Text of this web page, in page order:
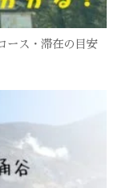
ース・滞在の目安